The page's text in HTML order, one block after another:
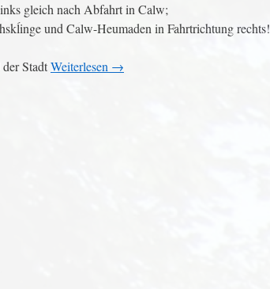
gleich nach Abfahrt in Calw;
und Calw-Heumaden in Fahrtrichtung rechts!
StadtWeiterlesen →